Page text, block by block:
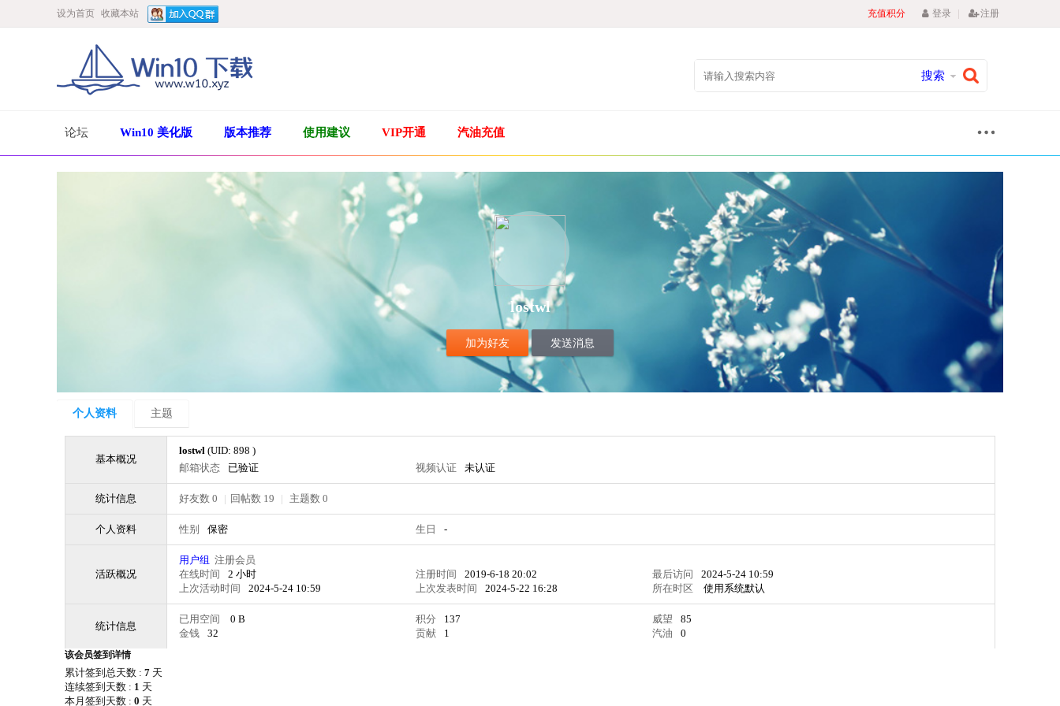
设为首页 收藏本站 充值积分 登录 | 注册
搜索
论坛 Win10 美化版 版本推荐 使用建议 VIP开通 汽油充值
lostwl
加为好友 发送消息
个人资料 主题
基本概况
lostwl (UID: 898 )
邮箱状态
已验证 视频认证 未认证
统计信息 好友数 0 | 回帖数 19 | 主题数 0
个人资料 性别 保密 生日 -
活跃概况
用户组 注册会员
在线时间
2 小时 注册时间 2019-6-18 20:02 最后访问
2024-5-24 10:59
上次活动时间
2024-5-24 10:59 上次发表时间 2024-5-22 16:28 所在时区 使用系统默认
统计信息
已用空间 0 B 积分 137 威望
85
金钱
32 贡献 1 汽油 0
该会员签到详情
累计签到总天数 : 7 天
连续签到天数 : 1 天
本月签到天数 : 0 天